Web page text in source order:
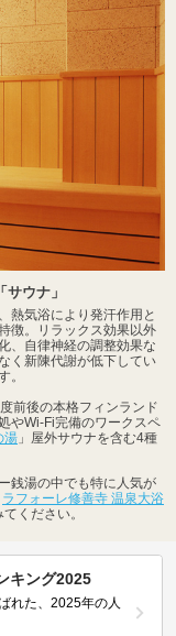
ウナ」
熱気浴により発汗作用と
徴。リラックス効果以外
、自律神経の調整効果な
く新陳代謝が低下してい
。
前後の本格フィンランド
やWi-Fi完備のワークスペ
湯 」屋外サウナを含む4種
銭湯の中でも特に人気が
ラフォーレ修善寺 温泉大浴
ください。
キング2025
れた、2025年の人